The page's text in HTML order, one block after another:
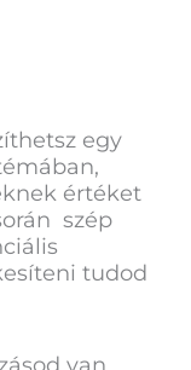
egy
értéket
szép
tudod